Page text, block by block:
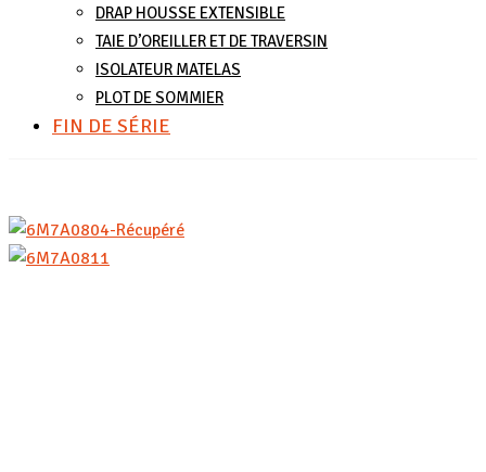
DRAP HOUSSE EXTENSIBLE
TAIE D’OREILLER ET DE TRAVERSIN
ISOLATEUR MATELAS
PLOT DE SOMMIER
FIN DE SÉRIE